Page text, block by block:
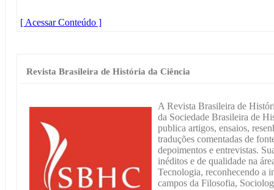
[ Acessar Conteúdo ]
Revista Brasileira de História da Ciência
A Revista Brasileira de
da Sociedade Brasileira de
publica artigos, ensaios,
traduções comentadas de
depoimentos e entrevistas.
inéditos e de qualidade na
Tecnologia, reconhecendo a
campos da Filosofia,